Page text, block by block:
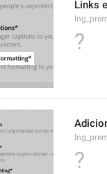
Links
?
?